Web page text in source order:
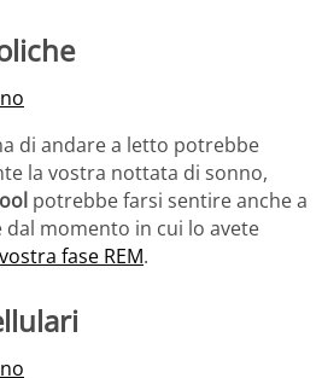
di andare a letto potrebbe
la vostra nottata di sonno,
potrebbe farsi sentire anche a
momento in cui lo avete
fase REM.